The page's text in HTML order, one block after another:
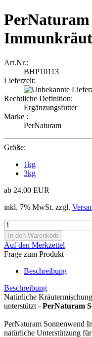
PerNaturam
Art.Nr.:
BHP10113
Lieferzeit:
Rechtliche Definition:
Ergänzungsfutter
Marke :
PerNaturam
Größe:
1kg
3kg
ab 24,00 EUR
inkl. 7% MwSt. zzgl.
Auf den Merkzettel
Frage zum Produkt
Beschreibung
Beschreibung
Natürliche
unterstützt - PerNaturam
PerNaturam Sonnenwend
natürliche Unterstützung